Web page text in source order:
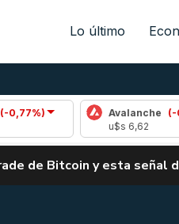
Lo último
Avalanche (-0,66%)
de Bitcoin y esta